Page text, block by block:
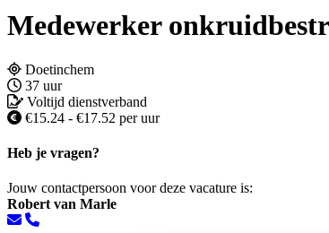
Medewerker
Doetinchem
37 uur
Voltijd dienstverband
€15.24 - €17.52 per uur
Heb je vragen?
Jouw contactpersoon voor deze vacature is:
Robert van Marle